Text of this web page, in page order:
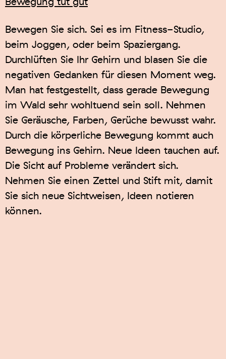
Bewegen Sie sich. Sei es im Fitness-Studio,
beim Joggen, oder beim Spaziergang.
Durchlüften Sie Ihr Gehirn und blasen Sie die
negativen Gedanken für diesen Moment weg.
Man hat festgestellt, dass gerade Bewegung
im Wald sehr wohltuend sein soll. Nehmen
Sie Geräusche, Farben, Gerüche bewusst wahr.
Durch die körperliche Bewegung kommt auch
Bewegung ins Gehirn. Neue Ideen tauchen auf.
Die Sicht auf Probleme verändert sich.
Nehmen Sie einen Zettel und Stift mit, damit
Sie sich neue Sichtweisen, Ideen notieren
können.